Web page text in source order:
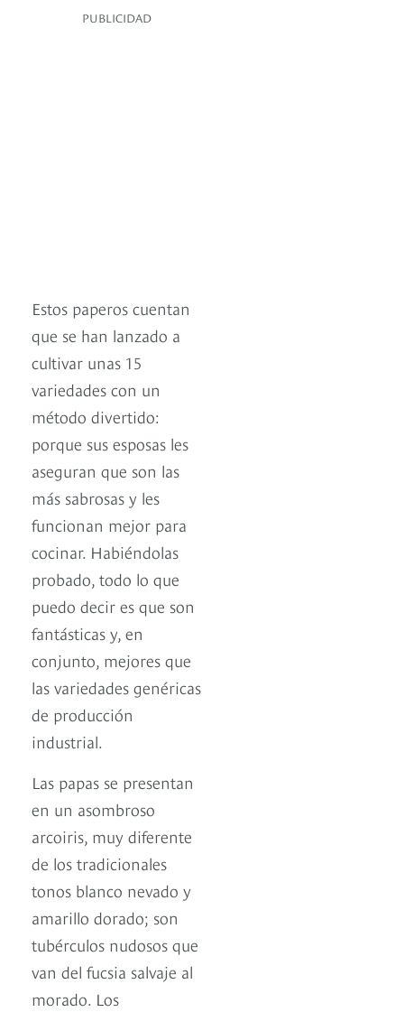
PUBLICIDAD
Estos paperos cuentan
que se han lanzado a
cultivar unas 15
variedades con un
método divertido:
porque sus esposas les
aseguran que son las
más sabrosas y les
funcionan mejor para
cocinar. Habiéndolas
probado, todo lo que
puedo decir es que son
fantásticas y, en
conjunto, mejores que
las variedades genéricas
de producción
industrial.
Las papas se presentan
en un asombroso
arcoiris, muy diferente
de los tradicionales
tonos blanco nevado y
amarillo dorado; son
tubérculos nudosos que
van del fucsia salvaje al
morado. Los